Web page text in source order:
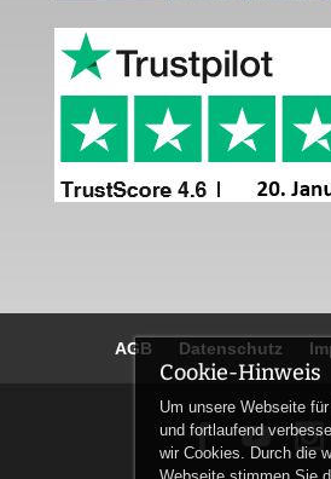
AGB Datenschutz
 
Cookie-Hinweis
Um unsere Webseite
und fortlaufend
wir Cookies. Durch die